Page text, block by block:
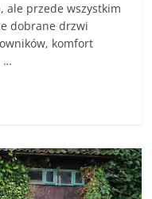
ale przede wszystkim
dobrane drzwi
komfort
…